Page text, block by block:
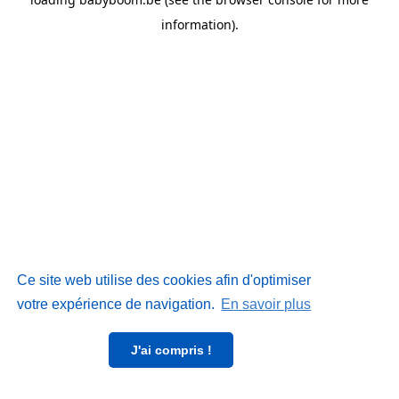
Ce site web utilise des cookies afin d'optimiser
votre expérience de navigation. En savoir plus
J'ai compris !
information).